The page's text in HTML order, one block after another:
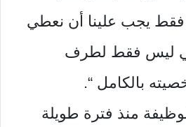
فقط يجب علينا أن نعطي
ليس فقط لطرف
بالكامل “.
منذ فترة طويلة